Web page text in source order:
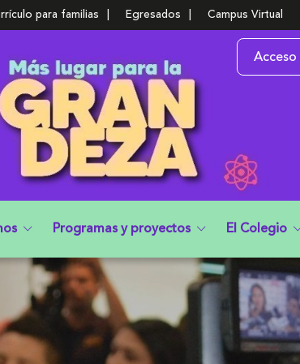
para familias Egresados Campus Virtual
Programas y proyectos El Colegio